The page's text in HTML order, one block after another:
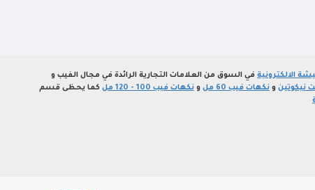
الالكترونية في السوق من العلامات التجارية الرائدة في مجال الفيب و
نيكوتين و نكهات فيب 60 مل و نكهات فيب 100 - 120 مل
كما يحظى قسم